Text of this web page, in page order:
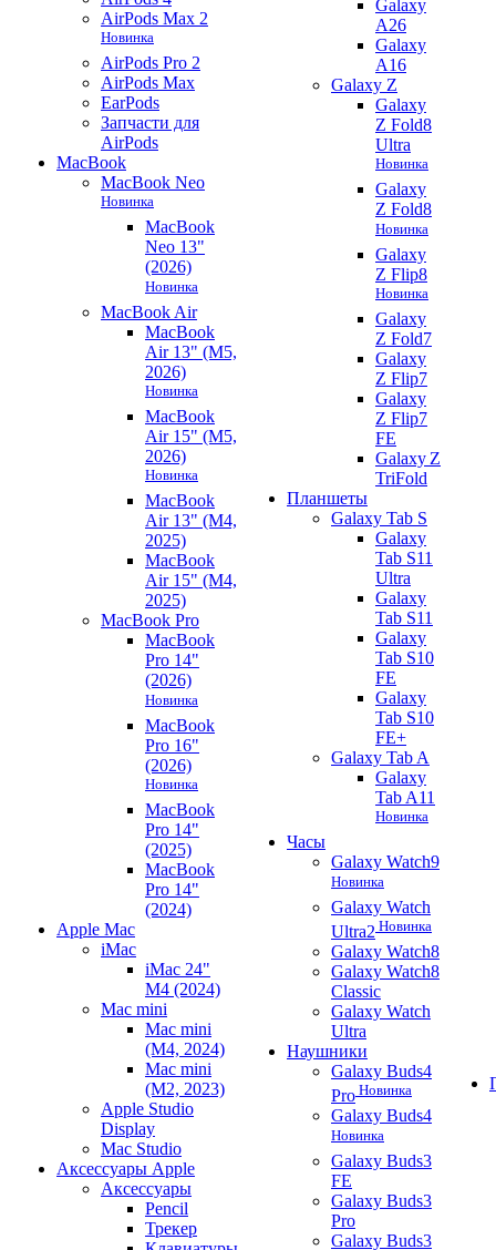
AirPods Max 2
Новинка
AirPods Pro 2
AirPods Max
EarPods
Запчасти для
AirPods
MacBook
MacBook Neo
Новинка
MacBook
Neo 13"
(2026)
Новинка
MacBook Air
MacBook
Air 13" (M5,
2026)
Новинка
MacBook
Air 15" (M5,
2026)
Новинка
MacBook
Air 13" (M4,
2025)
MacBook
Air 15" (M4,
2025)
MacBook Pro
MacBook
Pro 14"
(2026)
Новинка
MacBook
Pro 16"
(2026)
Новинка
MacBook
Pro 14"
(2025)
MacBook
Pro 14"
(2024)
Apple Mac
iMac
iMac 24"
M4 (2024)
Mac mini
Mac mini
(M4, 2024)
Mac mini
(M2, 2023)
Apple Studio
Display
Mac Studio
Аксессуары Apple
Аксессуары
Pencil
Трекер
Galaxy
A26
Galaxy
A16
Galaxy Z
Galaxy
Z Fold8
Ultra
Новинка
Galaxy
Z Fold8
Новинка
Galaxy
Z Flip8
Новинка
Galaxy
Z Fold7
Galaxy
Z Flip7
Galaxy
Z Flip7
FE
Galaxy Z
TriFold
Планшеты
Galaxy Tab S
Galaxy
Tab S11
Ultra
Galaxy
Tab S11
Galaxy
Tab S10
FE
Galaxy
Tab S10
FE+
Galaxy Tab A
Galaxy
Tab A11
Новинка
Часы
Galaxy Watch9
Новинка
Galaxy Watch
Ultra2 Новинка
Galaxy Watch8
Galaxy Watch8
Classic
Galaxy Watch
Ultra
Наушники
Galaxy Buds4
Pro Новинка
Galaxy Buds4
Новинка
Galaxy Buds3
FE
Galaxy Buds3
Pro
Galaxy Buds3